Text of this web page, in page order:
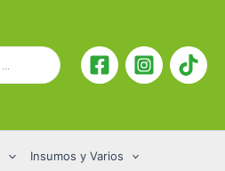
Insumos y Varios